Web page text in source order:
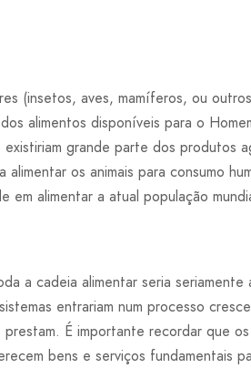
(insetos, aves, mamíferos, ou
alimentos disponíveis para o
grande parte dos produtos
os animais para consumo
em alimentar a atual população
a cadeia alimentar seria
entrariam num processo
É importante recordar que
bens e serviços fundamentais